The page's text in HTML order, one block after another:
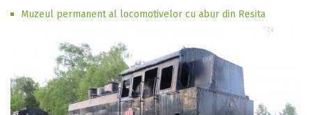
Muzeul permanent al locomotivelor cu abur din Resita